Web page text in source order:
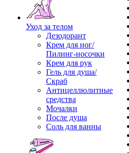
Уход за телом
Дезодорант
Крем для ног/
Пилинг-носочки
Крем для рук
Гель для душа/
Скраб
Антицеллюлитные
средства
Мочалки
После душа
Соль для ванны